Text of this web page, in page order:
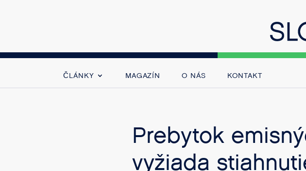
ČLÁNKY MAGAZÍN O NÁS KONTAKT
Prebytok
vyžiada